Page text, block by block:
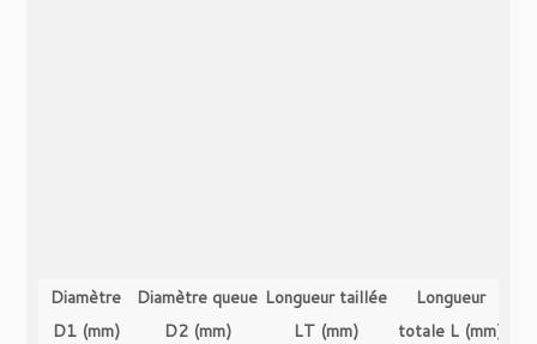
Diamètre
D1 (mm)
Diamètre queue
D2 (mm)
Longueur taillée
LT (mm)
Longueur
totale L (mm)